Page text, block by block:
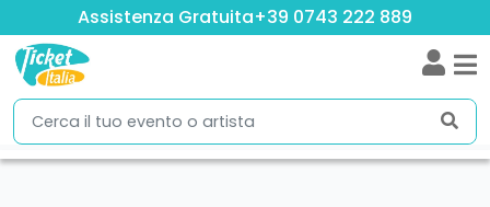
Assistenza Gratuita+39 0743 222 889